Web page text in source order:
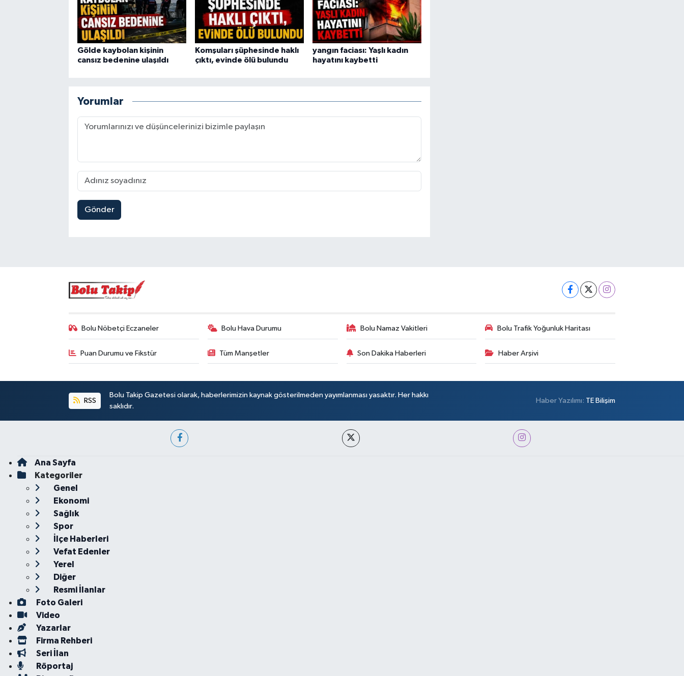
Gölde kaybolan kişinin
cansız bedenine ulaşıldı
Komşuları şüphesinde haklı
çıktı, evinde ölü bulundu
yangın faciası: Yaşlı kadın
hayatını kaybetti
Yorumlar
Gönder
Bolu Nöbetçi Eczaneler Bolu Hava Durumu Bolu Namaz Vakitleri Bolu Trafik Yoğunluk Haritası
Puan Durumu ve Fikstür Tüm Manşetler Son Dakika Haberleri Haber Arşivi
RSS
Bolu Takip Gazetesi olarak, haberlerimizin kaynak gösterilmeden yayımlanması yasaktır. Her hakkı
saklıdır.
Haber Yazılımı: TE Bilişim
Ana Sayfa
Kategoriler
Genel
Ekonomi
Sağlık
Spor
İlçe Haberleri
Vefat Edenler
Yerel
Diğer
Resmi İlanlar
Foto Galeri
Video
Yazarlar
Firma Rehberi
Seri İlan
Röportaj